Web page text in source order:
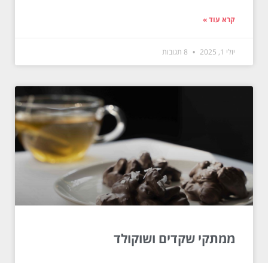
קרא עוד »
יולי 1, 2025
ממתקי שקדים ושוקולד